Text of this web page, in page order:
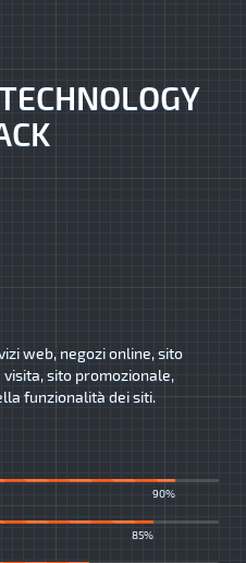
web, negozi online, sito
sito promozionale,
funzionalità dei siti.
90%
85%